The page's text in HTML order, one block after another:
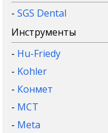
-SGS Dental
Инструменты
- Hu-Friedy
- Kohler
- Конмет
- MCT
- Meta